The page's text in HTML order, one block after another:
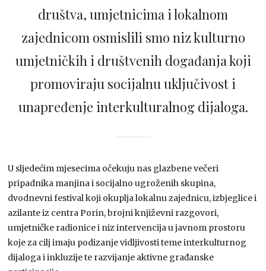
društva, umjetnicima i lokalnom
zajednicom osmislili smo niz kulturno
umjetničkih i društvenih događanja koji
promoviraju socijalnu uključivost i
unapređenje interkulturalnog dijaloga.
U sljedećim mjesecima očekuju nas glazbene večeri
pripadnika manjina i socijalno ugroženih skupina,
dvodnevni festival koji okuplja lokalnu zajednicu, izbjeglice i
azilante iz centra Porin, brojni književni razgovori,
umjetničke radionice i niz intervencija u javnom prostoru
koje za cilj imaju podizanje vidljivosti teme interkulturnog
dijaloga i inkluzije te razvijanje aktivne građanske